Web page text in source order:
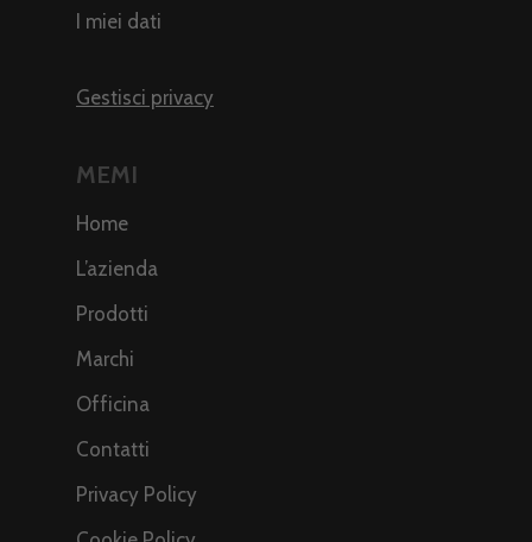
I miei dati
Gestisci privacy
MEMI
Home
L’azienda
Prodotti
Marchi
Officina
Contatti
Privacy Policy